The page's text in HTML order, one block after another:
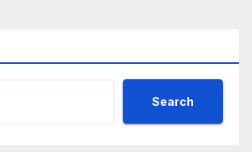
Search